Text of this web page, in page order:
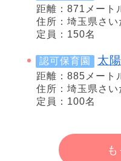
距離：871メート
住所：埼玉県さ
定員：150名
認可保育園 太
距離：885メート
住所：埼玉県さ
定員：100名